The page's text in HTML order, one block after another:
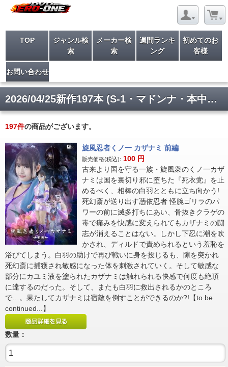
TOP
ジャンル検
索
メーカー検
索
週間ランキ
ング
初めてのお
客様
お問い合わせ
2026/04/25新作197本 (S-1・マドンナ・本中・その他)入荷
197件の商品がございます。
旋風忍者くノ一 カザナミ 前編
販売価格(税込): 100 円
古来より国を守る一族・旋風衆のくノ一カザ
ナミは国を裏切り邪に堕ちた『死衣党』を止
めるべく、相棒の白羽とともに立ち向かう!
死幻斎が送り出す憑依忍者 怪腕ゴリラのパ
ワーの前に滅多打ちにあい、骨抜きクラゲの
毒で痛みを快感に変えられてもカザナミの闘
志が消えることはない。しかし下忍に潮を吹
かされ、ディルドで責められるという羞恥を
浴びてしまう。白羽の助けで再び戦いに身を投じるも、隙を突かれ
死幻斎に捕獲され敏感になった体を刺激されていく。そして敏感な
部分にカユミ液を塗られたカザナミは触れられる快感で何度も絶頂
に達するのだった。そして、またも白羽に救出されるかのところ
で…。果たしてカザナミは宿敵を倒すことができるのか?!【to be
continued...】
数量：